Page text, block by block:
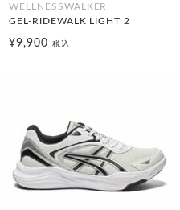
WELLNESSWALKER
GEL-RIDEWALK LIGHT 2
¥9,900 税込